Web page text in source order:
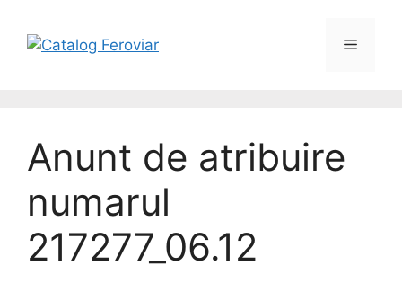
Anunt de atribuire
numarul
217277_06.12